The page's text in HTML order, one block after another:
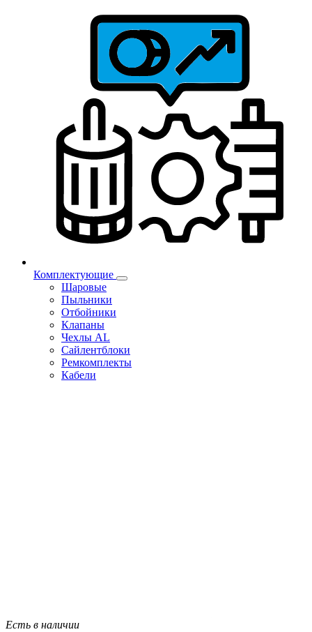
Комплектующие
Шаровые
Пыльники
Отбойники
Клапаны
Чехлы AL
Сайлентблоки
Ремкомплекты
Кабели
Есть в наличии